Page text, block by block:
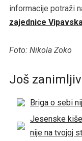
informacije potraži
zajednice
Foto: Nikola Zoko
Još
Briga o sebi
Jesenske
nije na tvojoj